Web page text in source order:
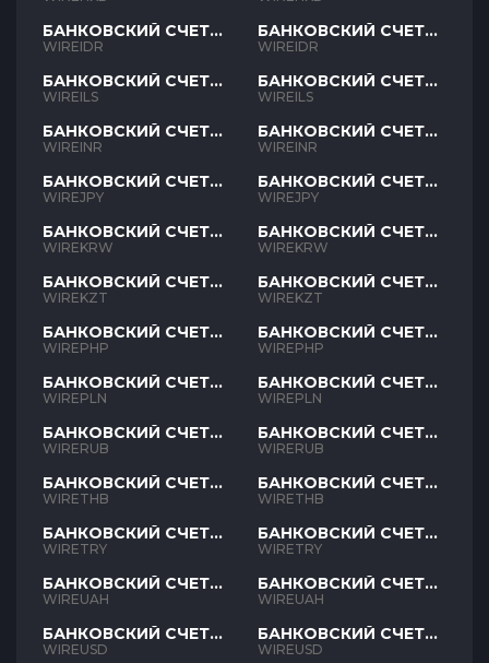
БАНКОВСКИЙ СЧЕТ
IDR
WIREIDR
БАНКОВСКИЙ СЧЕТ
ILS
WIREILS
БАНКОВСКИЙ СЧЕТ
INR
WIREINR
БАНКОВСКИЙ СЧЕТ
JPY
WIREJPY
БАНКОВСКИЙ СЧЕТ
KRW
WIREKRW
БАНКОВСКИЙ СЧЕТ
KZT
WIREKZT
БАНКОВСКИЙ СЧЕТ
PHP
WIREPHP
БАНКОВСКИЙ СЧЕТ
PLN
WIREPLN
БАНКОВСКИЙ СЧЕТ
RUB
WIRERUB
БАНКОВСКИЙ СЧЕТ
THB
WIRETHB
БАНКОВСКИЙ СЧЕТ
TRY
WIRETRY
БАНКОВСКИЙ СЧЕТ
UAH
WIREUAH
БАНКОВСКИЙ СЧЕТ
USD
WIREUSD
БАНКОВСКИЙ СЧЕТ
IDR
WIREIDR
БАНКОВСКИЙ СЧЕТ
ILS
WIREILS
БАНКОВСКИЙ СЧЕТ
INR
WIREINR
БАНКОВСКИЙ СЧЕТ
JPY
WIREJPY
БАНКОВСКИЙ СЧЕТ
KRW
WIREKRW
БАНКОВСКИЙ СЧЕТ
KZT
WIREKZT
БАНКОВСКИЙ СЧЕТ
PHP
WIREPHP
БАНКОВСКИЙ СЧЕТ
PLN
WIREPLN
БАНКОВСКИЙ СЧЕТ
RUB
WIRERUB
БАНКОВСКИЙ СЧЕТ
THB
WIRETHB
БАНКОВСКИЙ СЧЕТ
TRY
WIRETRY
БАНКОВСКИЙ СЧЕТ
UAH
WIREUAH
БАНКОВСКИЙ СЧЕТ
USD
WIREUSD